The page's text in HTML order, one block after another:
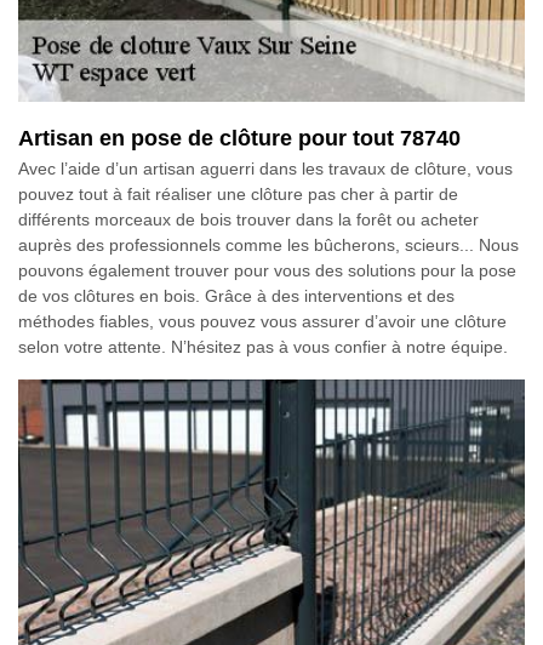
Artisan en pose de clôture pour tout 78740
Avec l’aide d’un artisan aguerri dans les travaux de clôture, vous
pouvez tout à fait réaliser une clôture pas cher à partir de
différents morceaux de bois trouver dans la forêt ou acheter
auprès des professionnels comme les bûcherons, scieurs... Nous
pouvons également trouver pour vous des solutions pour la pose
de vos clôtures en bois. Grâce à des interventions et des
méthodes fiables, vous pouvez vous assurer d’avoir une clôture
selon votre attente. N’hésitez pas à vous confier à notre équipe.